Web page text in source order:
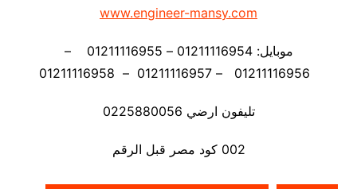
www.engineer-mansy.com
موبايل: 01211116954 – 01211116955 –
تليفون ارضي 0225880056
002 كود مصر قبل الرقم